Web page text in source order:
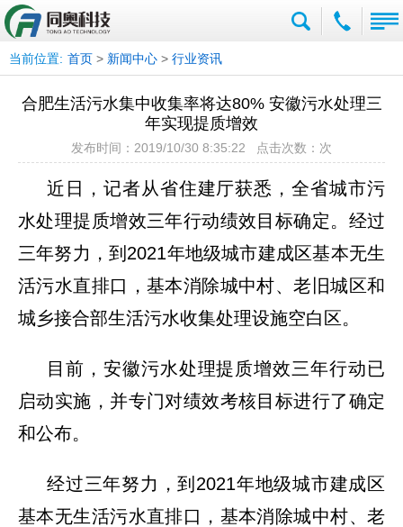
当前位置: 首页 > 新闻中心 > 行业资讯
合肥生活污水集中收集率将达80% 安徽污水处理三
年实现提质增效
发布时间：2019/10/30 8:35:22 点击次数： 次
近日，记者从省住建厅获悉，全省城市污
水处理提质增效三年行动绩效目标确定。经过
三年努力，到2021年地级城市建成区基本无生
活污水直排口，基本消除城中村、老旧城区和
城乡接合部生活污水收集处理设施空白区。
目前，安徽污水处理提质增效三年行动已
启动实施，并专门对绩效考核目标进行了确定
和公布。
经过三年努力，到2021年地级城市建成区
基本无生活污水直排口，基本消除城中村、老